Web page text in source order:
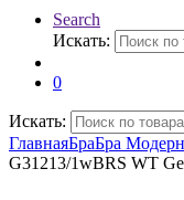
Search
Искать:
0
Искать:
ГлавнаяБраБра
G31213/1wBRS WT